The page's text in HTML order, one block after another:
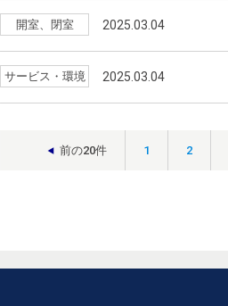
開室、閉室 2025.03.04
サービス・環境 2025.03.04
前の20件 1 2